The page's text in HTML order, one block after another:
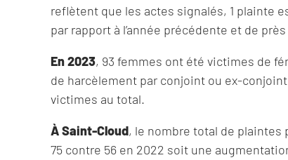
reflètent que les actes signalés, 1 plainte
par rapport à l’année précédente et de
En 2023, 93 femmes ont été victimes de
de harcèlement par conjoint ou ex-
victimes au total.
À Saint-Cloud, le nombre total de plaintes
75 contre 56 en 2022 soit une